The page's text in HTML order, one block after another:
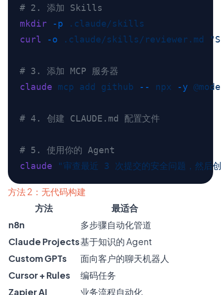
mkdir -p
curl -o .claude/skills/reviewer.md
claude mcp add github -- npx -y
claude
方法 2：无代码构建
方法
最适合
n8n
多步骤自动化管道
Claude Projects基于知识的 Agent
Custom GPTs
面向客户的聊天机器人
Cursor + Rules
编码任务
Zapier AI
业务流程自动化